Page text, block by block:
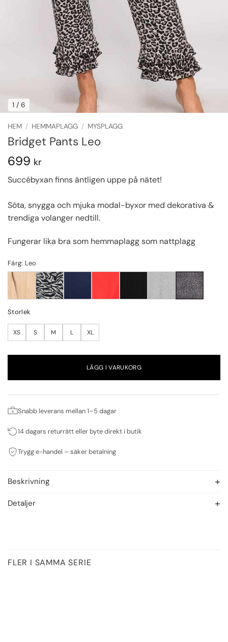
1 / 6
HEM / HEMMAPLAGG / MYSPLAGG
Bridget Pants Leo
699 kr
Succébyxan finns äntligen uppe på nätet!
Söta, snygga och mjuka modal-byxor med dekorativa &
trendiga volanger nedtill.
Fungerar lika bra som hemmaplagg som nattplagg
Färg: Leo
Storlek
XS S M L XL
LÄGG I VARUKORG
Snabb leverans mellan 1–5 dagar
14 dagars returrätt eller byte direkt i butik
Trygg e-handel – säker betalning
Beskrivning
Detaljer
FLER I SAMMA SERIE